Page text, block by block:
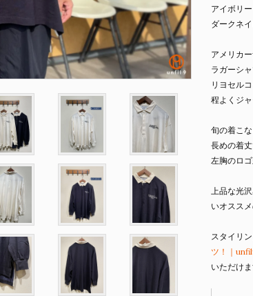
アイボリー
ダークネ
アメリカ
ラガーシャ
リヨセル
程よくジ
旬の着こ
長めの着
左胸のロゴ
上品な光
いオスス
スタイリ
ツ！｜
いただけま